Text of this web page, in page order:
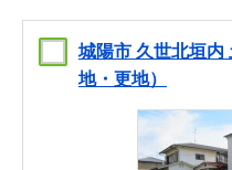
城陽市 久世北垣内
地・更地）